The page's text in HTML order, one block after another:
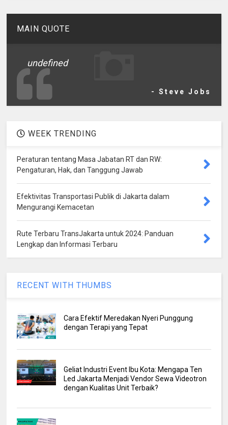
MAIN QUOTE
undefined
- Steve Jobs
WEEK TRENDING
Peraturan tentang Masa Jabatan RT dan RW:
Pengaturan, Hak, dan Tanggung Jawab
Efektivitas Transportasi Publik di Jakarta dalam
Mengurangi Kemacetan
Rute Terbaru TransJakarta untuk 2024: Panduan
Lengkap dan Informasi Terbaru
RECENT WITH THUMBS
Cara Efektif Meredakan Nyeri Punggung
dengan Terapi yang Tepat
Geliat Industri Event Ibu Kota: Mengapa Ten
Led Jakarta Menjadi Vendor Sewa Videotron
dengan Kualitas Unit Terbaik?